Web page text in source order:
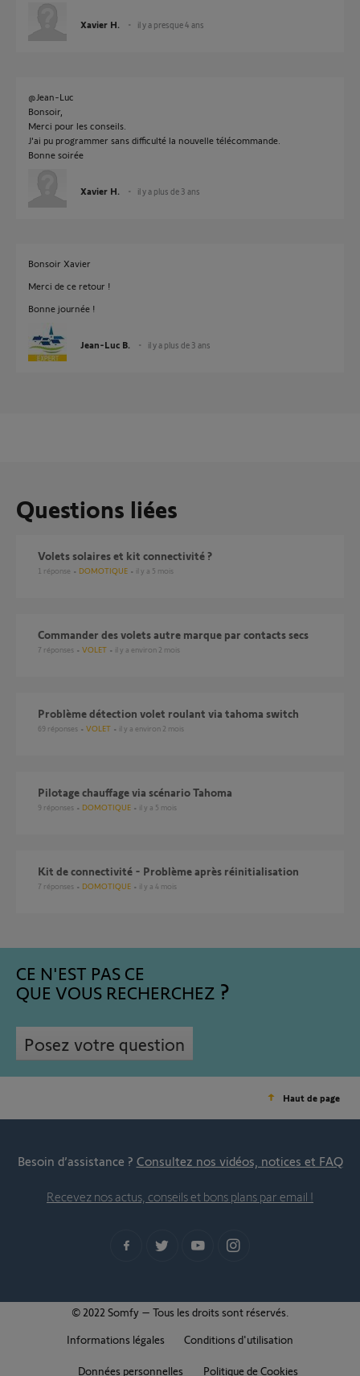
Xavier H. il y a presque 4 ans
@Jean-Luc
Bonsoir,
Merci pour les conseils.
J'ai pu programmer sans difficulté la nouvelle télécommande.
Bonne soirée
Xavier H. il y a plus de 3 ans
Bonsoir Xavier
Merci de ce retour !
Bonne journée !
Jean-Luc B. il y a plus de 3 ans
Questions liées
Volets solaires et kit connectivité ?
1 réponse DOMOTIQUE il y a 5 mois
Commander des volets autre marque par contacts secs
7 réponses VOLET il y a environ 2 mois
Problème détection volet roulant via tahoma switch
69 réponses VOLET il y a environ 2 mois
Pilotage chauffage via scénario Tahoma
9 réponses DOMOTIQUE il y a 5 mois
kit de connectivité - Problème après réinitialisation
7 réponses DOMOTIQUE il y a 4 mois
CE N'EST PAS CE
QUE VOUS RECHERCHEZ
Posez votre question
Haut de page
Besoin d’assistance ? Consultez nos vidéos, notices et FAQ
Recevez nos actus, conseils et bons plans par email !
© 2022 Somfy – Tous les droits sont réservés.
Informations légales
Conditions d'utilisation
Données personnelles Politique de Cookies